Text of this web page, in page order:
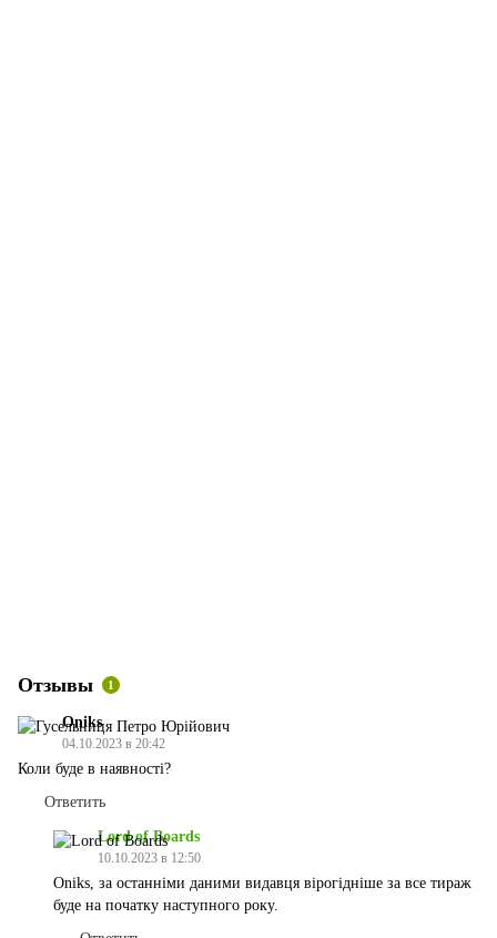
Отзывы 1
Oniks
04.10.2023 в 20:42
Коли буде в наявності?
Ответить
Lord of Boards
10.10.2023 в 12:50
Oniks, за останніми даними видавця вірогідніше за все тираж
буде на початку наступного року.